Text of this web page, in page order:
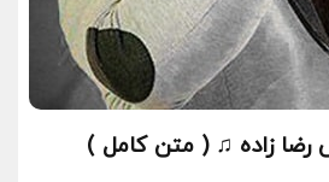
رضا زاده ♫ ( متن کامل )